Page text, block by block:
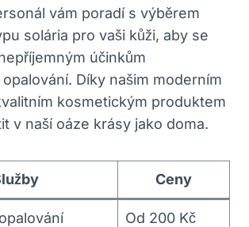
vám ⁣poradí s výběrem‍
solária pro vaši kůži, aby se
⁢účinkům
Díky našim moderním
kosmetickým produktem
⁢v naší oáze krásy ⁣jako doma.
Ceny
Od 200 ‌Kč